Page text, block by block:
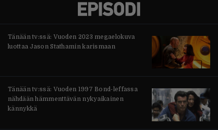
Tänään tv:ssä: Vuoden 2023 megaelokuva
luottaa Jason Stathamin karismaan
Tänään tv:ssä: Vuoden 1997 Bond-leffassa
nähdään hämmenttävän nykyaikainen
kännykkä